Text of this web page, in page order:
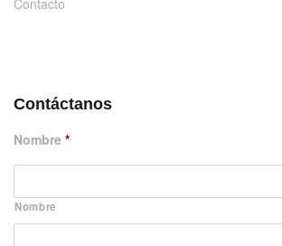
Contacto
Contáctanos
Nombre *
Nombre